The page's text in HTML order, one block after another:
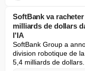
SoftBank va
milliards de dollars
l'IA
SoftBank Group a
division robotique de
5,4 milliards de dollars.